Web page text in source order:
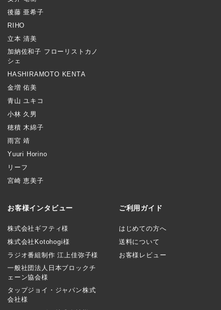
後藤 亜希子
RIHO
立本 清美
加納佐和子 フローリストカノ
シェ
HASHIRAMOTO KENTA
金増 佑美
青山 ユキコ
小林 久男
穂積 木綿子
雨宮 靖
Yuuri Horino
リーフ
宮崎 恵美子
お客様インタビュー
株式会社ギフティ様
株式会社Kotohogi様
ラジオ番組制作 江上佳弥子様
一般社団法人日本ブロックチ
ェーン協会様
タップジョイ・ジャパン株式
会社様
ご利用ガイド
はじめての方へ
送料について
お客様レビュー